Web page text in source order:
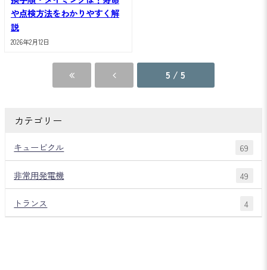
や点検方法をわかりやすく解
説
2026年2月12日
5 / 5
カテゴリー
キュービクル 69
非常用発電機 49
トランス 4